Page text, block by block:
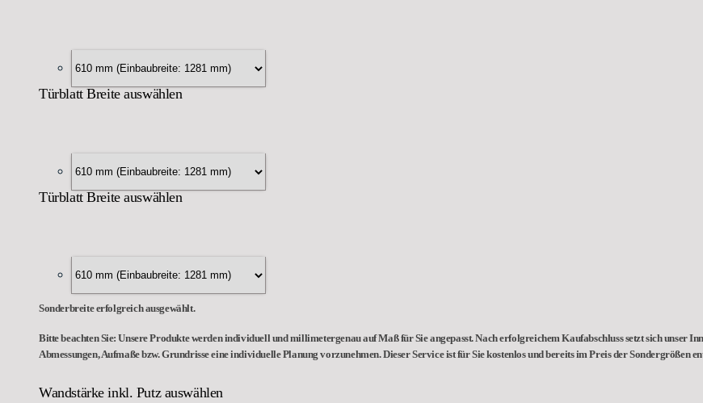
Türblatt Breite auswählen
Türblatt Breite auswählen
Sonderbreite erfolgreich ausgewählt.
Bitte beachten Sie: Unsere Produkte werden individuell und millimetergenau auf Maß für Sie angepasst. Nach erfolgreichem Kaufabschluss setzt sich unser
Abmessungen, Aufmaße bzw. Grundrisse eine individuelle Planung vorzunehmen.Dieser Service ist für Sie kostenlos und bereits im Preis der Sondergrößen
Wandstärke inkl. Putz auswählen